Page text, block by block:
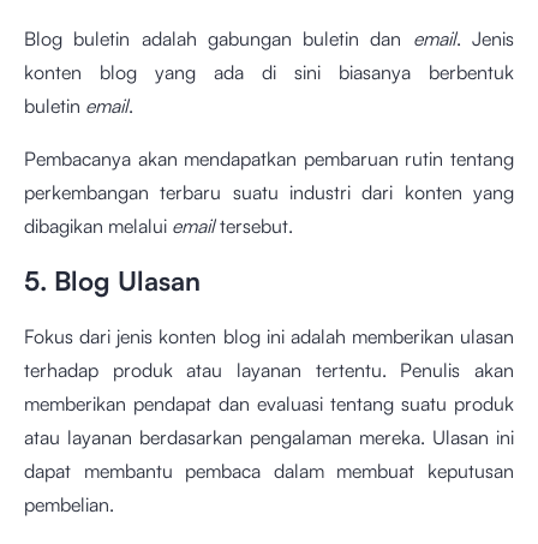
Blog buletin adalah gabungan buletin dan email. Jenis
konten blog yang ada di sini biasanya berbentuk
buletin email.
Pembacanya akan mendapatkan pembaruan rutin tentang
perkembangan terbaru suatu industri dari konten yang
dibagikan melalui emailtersebut.
5. Blog Ulasan
Fokus dari jenis konten blog ini adalah memberikan ulasan
terhadap produk atau layanan tertentu. Penulis akan
memberikan pendapat dan evaluasi tentang suatu produk
atau layanan berdasarkan pengalaman mereka. Ulasan ini
dapat membantu pembaca dalam membuat keputusan
pembelian.